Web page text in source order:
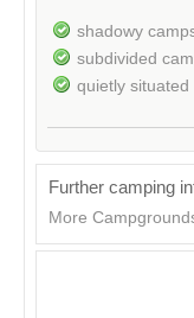
shadowy
subdivided
quietly situated
Further camping
More